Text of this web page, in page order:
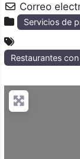
Correo
Servicios de
Restaurantes